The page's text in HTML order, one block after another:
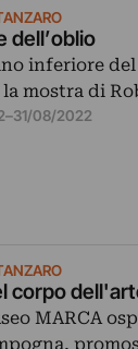
dell’oblio
inferiore del
mostra di
–31/08/2022
corpo
MARCA